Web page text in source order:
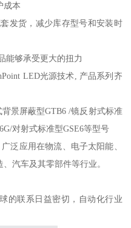
成本
发货，减少库存型号和安装时
能够承受更大的扭力
LED光源技术, 产品系列齐
景屏蔽型GTB6 /镜反射式标准
对射式标准型GSE6等型号
泛应用在物流、电子太阳能、
汽车及其零部件等行业。
的联系日益密切，自动化行业